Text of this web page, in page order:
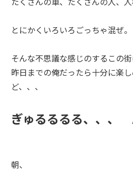
とにかくいろいろごっちゃ混ぜ。
そんな不思議な感じのするこの街
昨日までの俺だったら十分に楽
ど、、、
ぎゅるるるる、、、
朝、